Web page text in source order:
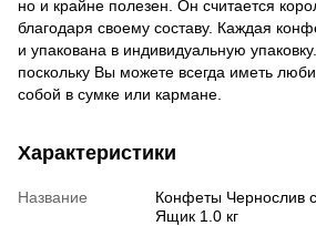
но и крайне полезен. Он считается
благодаря своему составу. Каждая
и упакована в индивидуальную
поскольку Вы можете всегда иметь
собой в сумке или кармане.
Характеристики
Название
Конфеты Чернослив
Ящик 1.0 кг